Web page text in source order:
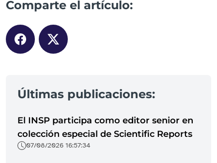
Comparte el artículo:
Últimas publicaciones:
El INSP participa como editor senior en
colección especial de Scientific Reports
07/08/2026 16:57:34